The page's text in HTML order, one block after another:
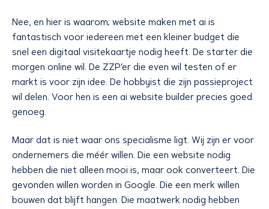
Nee, en hier is waarom; website maken met ai is
fantastisch voor iedereen met een kleiner budget die
snel een digitaal visitekaartje nodig heeft. De starter die
morgen online wil. De ZZP’er die even wil testen of er
markt is voor zijn idee. De hobbyist die zijn passieproject
wil delen. Voor hen is een ai website builder precies goed
genoeg.
Maar dat is niet waar ons specialisme ligt. Wij zijn er voor
ondernemers die méér willen. Die een website nodig
hebben die niet alleen mooi is, maar ook converteert. Die
gevonden willen worden in Google. Die een merk willen
bouwen dat blijft hangen. Die maatwerk nodig hebben